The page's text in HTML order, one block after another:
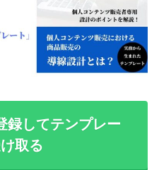
録してテンプレー
け取る